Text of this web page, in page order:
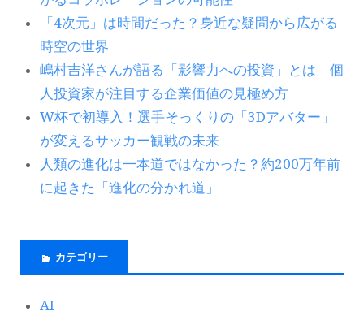
「4次元」は時間だった？身近な疑問から広がる
時空の世界
嶋村吉洋さんが語る「影響力への投資」とは―個
人投資家が注目する企業価値の見極め方
W杯で初導入！選手そっくりの「3Dアバター」
が変えるサッカー観戦の未来
人類の進化は一本道ではなかった？約200万年前
に起きた「進化の分かれ道」
カテゴリー
AI